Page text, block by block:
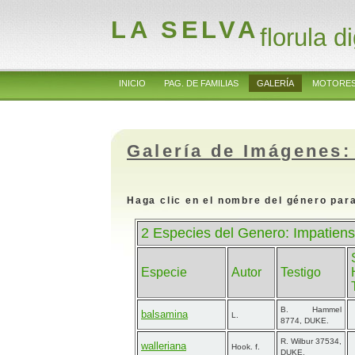
LA SELVAflorula
INICIO PAG. DE FAMILIAS GALERÍA
Galería de
Haga clic en el nombre del género
2 Especies del Genero:
Especie Autor Testigo
balsamina L.
B. Hammel
8774, DUKE.
walleriana Hook. f.
R. Wilbur 37534,
DUKE.